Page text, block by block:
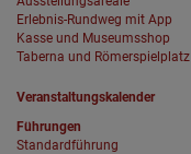
Erlebnis-Rundweg mit App
Kasse und Museumsshop
Taberna und Römerspielplatz
Veranstaltungskalender
Führungen
Standardführung